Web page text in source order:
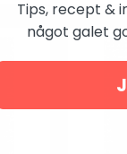
Tips, recept &
något galet